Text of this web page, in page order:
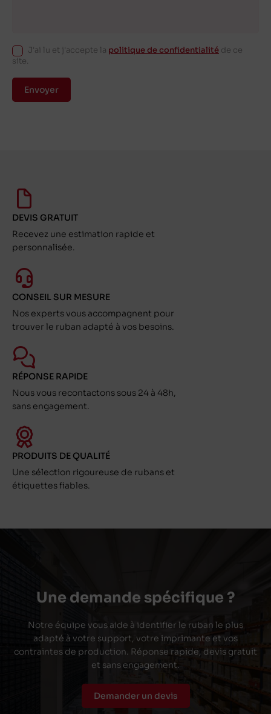
J'ai lu et j'accepte la politique de confidentialité de ce
site.
Envoyer
DEVIS GRATUIT
Recevez une estimation rapide et
personnalisée.
CONSEIL SUR MESURE
Nos experts vous accompagnent pour
trouver le ruban adapté à vos besoins.
RÉPONSE RAPIDE
Nous vous recontactons sous 24 à 48h,
sans engagement.
PRODUITS DE QUALITÉ
Une sélection rigoureuse de rubans et
étiquettes fiables.
Une demande spécifique ?
Notre équipe vous aide à identifier le ruban le plus
adapté à votre support, votre imprimante et vos
contraintes de production. Réponse rapide, devis gratuit
et sans engagement.
Demander un devis